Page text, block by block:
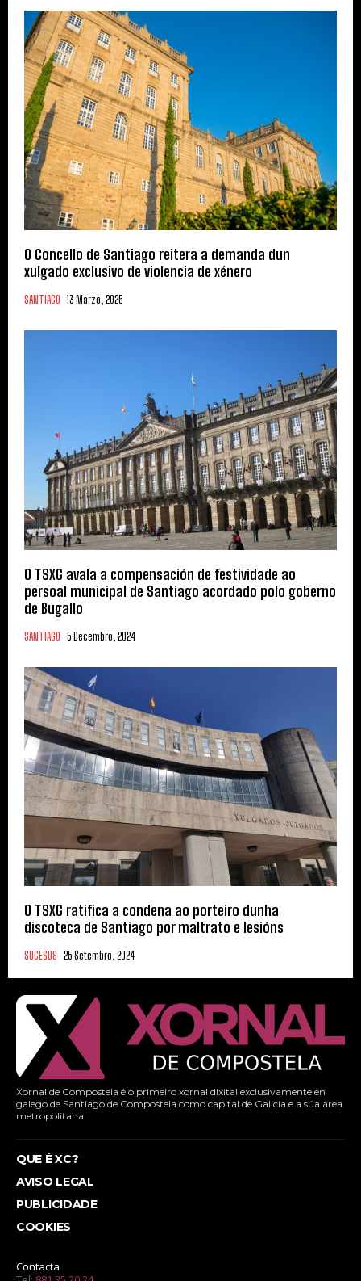
O Concello de Santiago reitera a demanda dun
xulgado exclusivo de violencia de xénero
SANTIAGO 13 Marzo, 2025
O TSXG avala a compensación de festividade ao
persoal municipal de Santiago acordado polo goberno
de Bugallo
SANTIAGO 5 Decembro, 2024
O TSXG ratifica a condena ao porteiro dunha
discoteca de Santiago por maltrato e lesións
SUCESOS 25 Setembro, 2024
Xornal de Compostela é o primeiro xornal dixital exclusivamente en
galego de Santiago de Compostela como capital de Galicia e a súa área
metropolitana
QUE É XC?
AVISO LEGAL
PUBLICIDADE
COOKIES
Contacta